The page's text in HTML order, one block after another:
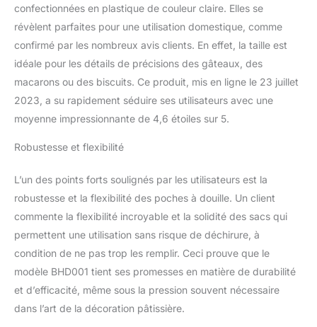
fuir. Les poches à douille
jetables peuvent être
embouts, tant que
l'extrémité de la poche à
douille est coupée, elle
peut bien s'adapter aux
de différentes tailles. Les
peuvent être jetées après
utilisation, ce qui est très
pratique. Les sacs de
décoration de gâteaux
presser le glaçage, le
chocolat et le glaçage à
la crème au beurre pour
décorer les gâteaux, les
confectionnées en plastique de couleur claire. Elles se
révèlent parfaites pour une utilisation domestique, comme
confirmé par les nombreux avis clients. En effet, la taille est
idéale pour les détails de précisions des gâteaux, des
macarons ou des biscuits. Ce produit, mis en ligne le 23 juillet
2023, a su rapidement séduire ses utilisateurs avec une
moyenne impressionnante de 4,6 étoiles sur 5.
Robustesse et flexibilité
L’un des points forts soulignés par les utilisateurs est la
robustesse et la flexibilité des poches à douille. Un client
commente la flexibilité incroyable et la solidité des sacs qui
permettent une utilisation sans risque de déchirure, à
condition de ne pas trop les remplir. Ceci prouve que le
modèle BHD001 tient ses promesses en matière de durabilité
et d’efficacité, même sous la pression souvent nécessaire
dans l’art de la décoration pâtissière.